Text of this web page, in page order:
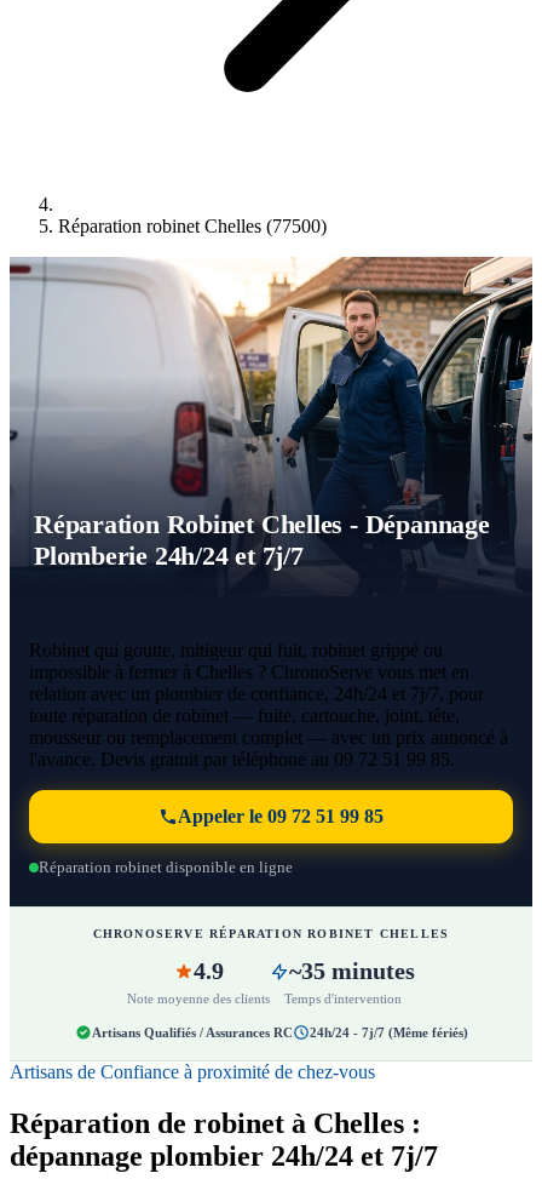
Réparation robinet Chelles (77500)
Réparation Robinet Chelles - Dépannage
Plomberie 24h/24 et 7j/7
Robinet qui goutte, mitigeur qui fuit, robinet grippé ou
impossible à fermer à Chelles ? ChronoServe vous met en
relation avec un plombier de confiance, 24h/24 et 7j/7, pour
toute réparation de robinet — fuite, cartouche, joint, tête,
mousseur ou remplacement complet — avec un prix annoncé à
l'avance. Devis gratuit par téléphone au 09 72 51 99 85.
Appeler le 09 72 51 99 85
Réparation robinet disponible en ligne
CHRONOSERVE RÉPARATION ROBINET CHELLES
4.9
Note moyenne des clients
~35 minutes
Temps d'intervention
Artisans Qualifiés / Assurances RC 24h/24 - 7j/7 (Même fériés)
Artisans de Confiance à proximité de chez-vous
Réparation de robinet à Chelles :
dépannage plombier 24h/24 et 7j/7